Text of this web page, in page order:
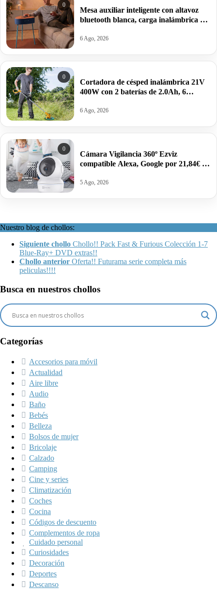
0
Mesa auxiliar inteligente con altavoz
bluetooth blanca, carga inalámbrica y
6 Ago, 2026
0
Cortadora de césped inalámbrica 21V
400W con 2 baterías de 2.0Ah, 6
125,99€.
6 Ago, 2026
0
Cámara Vigilancia 360º Ezviz
compatible Alexa, Google por 21,84€ y
5 Ago, 2026
Nuestro blog de chollos:
Siguiente chollo Chollo!! Pack Fast & Furious Colección 1-7
Blue-Ray+ DVD extras!!
Chollo anterior Oferta!! Futurama serie completa más
peliculas!!!!
Busca en nuestros chollos
Categorías
Accesorios para móvil
Actualidad
Aire libre
Audio
Baño
Bebés
Belleza
Bolsos de mujer
Bricolaje
Calzado
Camping
Cine y series
Climatización
Coches
Cocina
Códigos de descuento
Complementos de ropa
Cuidado personal
Curiosidades
Decoración
Deportes
Descanso